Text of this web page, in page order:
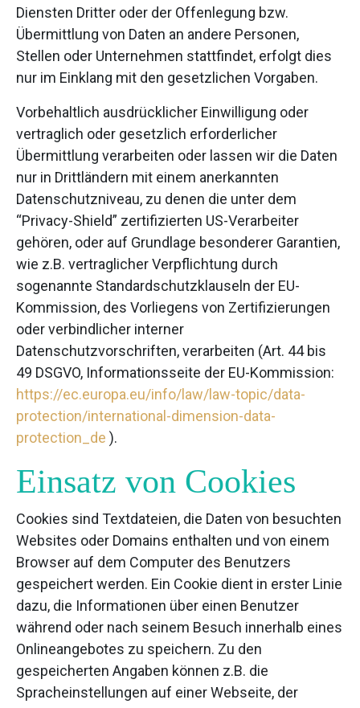
Diensten Dritter oder der Offenlegung bzw.
Übermittlung von Daten an andere Personen,
Stellen oder Unternehmen stattfindet, erfolgt dies
nur im Einklang mit den gesetzlichen Vorgaben.
Vorbehaltlich ausdrücklicher Einwilligung oder
vertraglich oder gesetzlich erforderlicher
Übermittlung verarbeiten oder lassen wir die Daten
nur in Drittländern mit einem anerkannten
Datenschutzniveau, zu denen die unter dem
“Privacy-Shield” zertifizierten US-Verarbeiter
gehören, oder auf Grundlage besonderer Garantien,
wie z.B. vertraglicher Verpflichtung durch
sogenannte Standardschutzklauseln der EU-
Kommission, des Vorliegens von Zertifizierungen
oder verbindlicher interner
Datenschutzvorschriften, verarbeiten (Art. 44 bis
49 DSGVO, Informationsseite der EU-Kommission:
https://ec.europa.eu/info/law/law-topic/data-
protection/international-dimension-data-
protection_de ).
Einsatz von Cookies
Cookies sind Textdateien, die Daten von besuchten
Websites oder Domains enthalten und von einem
Browser auf dem Computer des Benutzers
gespeichert werden. Ein Cookie dient in erster Linie
dazu, die Informationen über einen Benutzer
während oder nach seinem Besuch innerhalb eines
Onlineangebotes zu speichern. Zu den
gespeicherten Angaben können z.B. die
Spracheinstellungen auf einer Webseite, der